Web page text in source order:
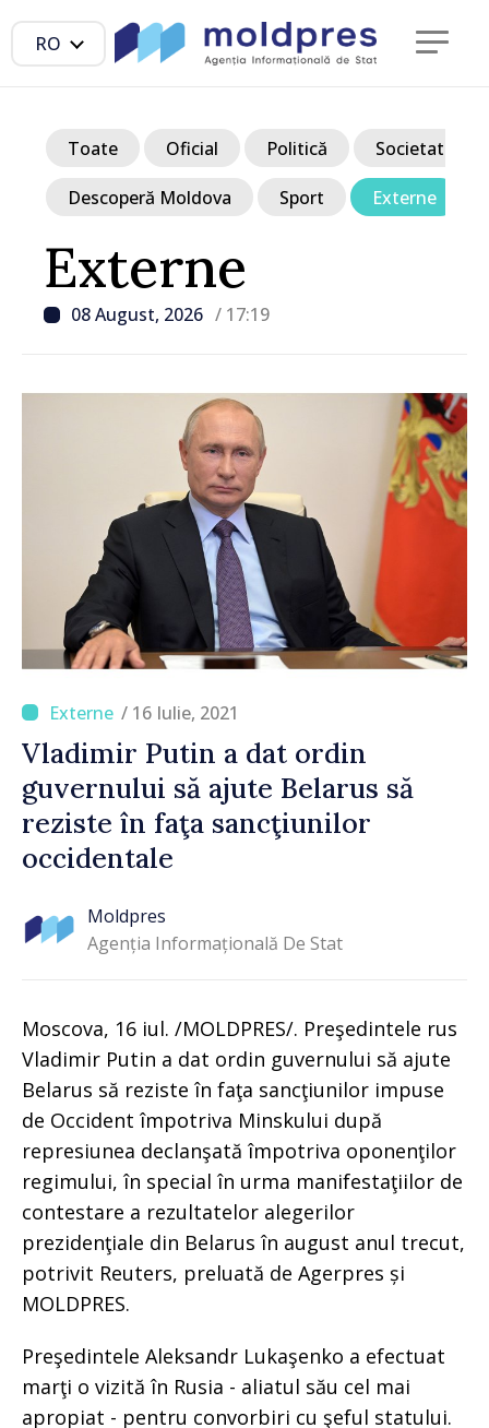
RO
Externe
08 August, 2026 / 17:19
Toate Oficial Politică Societate
Descoperă Moldova Sport Externe
/ 16 Iulie, 2021
Vladimir Putin a dat ordin
guvernului să ajute Belarus să
reziste în faţa sancţiunilor
occidentale
Moldpres
Agenția Informațională De Stat
Moscova, 16 iul. /MOLDPRES/. Preşedintele rus
Vladimir Putin a dat ordin guvernului să ajute
Belarus să reziste în faţa sancţiunilor impuse
de Occident împotriva Minskului după
represiunea declanşată împotriva oponenţilor
regimului, în special în urma manifestaţiilor de
contestare a rezultatelor alegerilor
prezidenţiale din Belarus în august anul trecut,
potrivit Reuters, preluată de Agerpres și
MOLDPRES.
Preşedintele Aleksandr Lukaşenko a efectuat
marţi o vizită în Rusia - aliatul său cel mai
apropiat - pentru convorbiri cu şeful statului.